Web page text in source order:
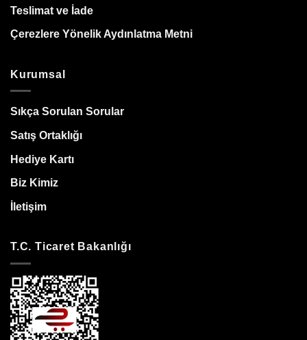
Teslimat ve İade
Çerezlere Yönelik Aydınlatma Metni
Kurumsal
Sıkça Sorulan Sorular
Satış Ortaklığı
Hediye Kartı
Biz Kimiz
İletişim
T.C. Ticaret Bakanlığı